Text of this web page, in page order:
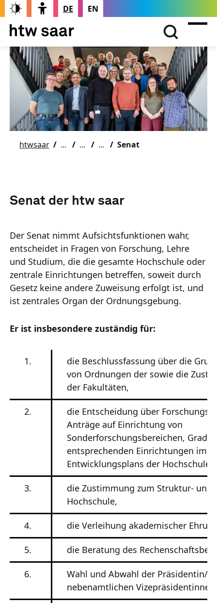
DE EN
htwsaar Senat
Senat der htw saar
Der Senat nimmt Aufsichtsfunktionen wahr,
entscheidet in Fragen von Forschung, Lehre
und Studium, die die gesamte Hochschule oder
zentrale Einrichtungen betreffen, soweit durch
Gesetz keine andere Zuweisung erfolgt ist, und
ist zentrales Organ der Ordnungsgebung.
Er ist insbesondere zuständig für:
1.
die Beschlussfassung über die
von Ordnungen der sowie die
der Fakultäten,
2.
die Entscheidung über
Anträge auf Einrichtung von
Sonderforschungsbereichen,
entsprechenden Einrichtungen im
Entwicklungsplans der Hochschule,
3.
die Zustimmung zum Struktur- und
Hochschule,
4. die Verleihung akademischer
5. die Beratung des
6.
Wahl und Abwahl der Präsidentin/
nebenamtlichen